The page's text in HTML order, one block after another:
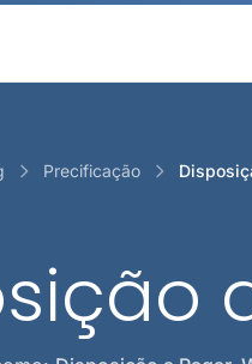
Precificação